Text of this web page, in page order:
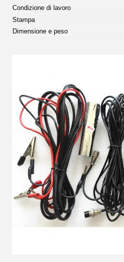
Condizione di lavoro
Stampa
Dimensione e peso